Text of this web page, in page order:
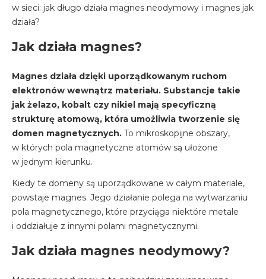
w sieci: jak długo działa magnes neodymowy i magnes jak
działa?
Jak działa magnes?
Magnes działa dzięki uporządkowanym ruchom
elektronów wewnątrz materiału. Substancje takie
jak żelazo, kobalt czy nikiel mają specyficzną
strukturę atomową, która umożliwia tworzenie się
domen magnetycznych. To mikroskopijne obszary,
w których pola magnetyczne atomów są ułożone
w jednym kierunku.
Kiedy te domeny są uporządkowane w całym materiale,
powstaje magnes. Jego działanie polega na wytwarzaniu
pola magnetycznego, które przyciąga niektóre metale
i oddziałuje z innymi polami magnetycznymi.
Jak działa magnes neodymowy?